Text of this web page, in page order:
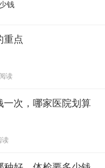
钱
重点
读
次，哪家医院划算
读